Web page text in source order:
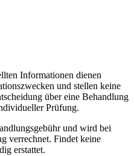
Informationen dienen
und stellen keine
über eine Behandlung
Prüfung.
und wird bei
verrechnet. Findet keine
erstattet.